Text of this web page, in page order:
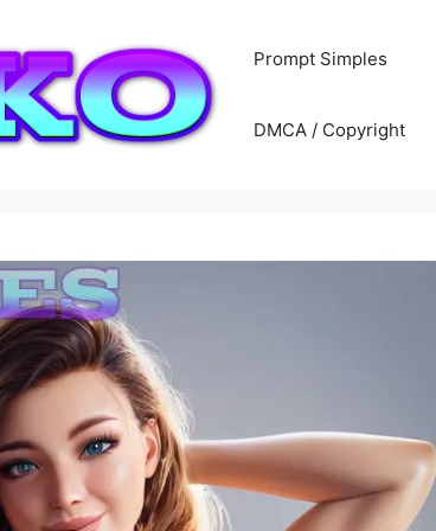
Prompt Simples
DMCA / Copyright